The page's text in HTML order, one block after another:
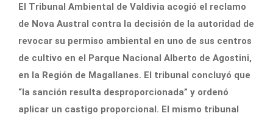
El Tribunal Ambiental de Valdivia acogió el reclamo
de Nova Austral contra la decisión de la autoridad de
revocar su permiso ambiental en uno de sus centros
de cultivo en el Parque Nacional Alberto de Agostini,
en la Región de Magallanes. El tribunal concluyó que
“la sanción resulta desproporcionada” y ordenó
aplicar un castigo proporcional. El mismo tribunal